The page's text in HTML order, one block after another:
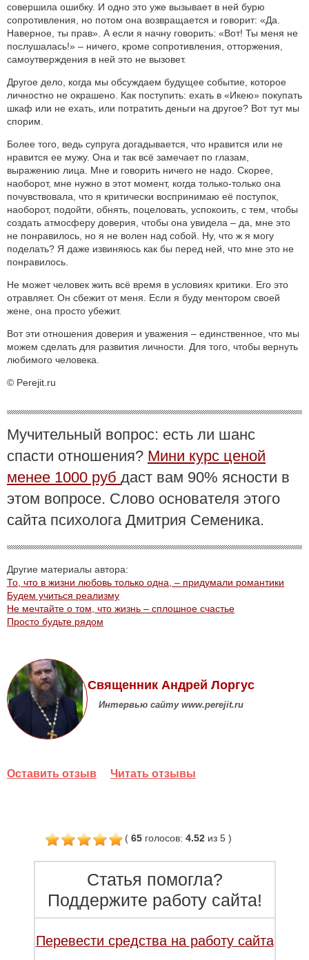
совершила ошибку. И одно это уже вызывает в ней бурю
сопротивления, но потом она возвращается и говорит: «Да.
Наверное, ты прав». А если я начну говорить: «Вот! Ты меня не
послушалась!» – ничего, кроме сопротивления, отторжения,
самоутверждения в ней это не вызовет.
Другое дело, когда мы обсуждаем будущее событие, которое
личностно не окрашено. Как поступить: ехать в «Икею» покупать
шкаф или не ехать, или потратить деньги на другое? Вот тут мы
спорим.
Более того, ведь супруга догадывается, что нравится или не
нравится ее мужу. Она и так всё замечает по глазам,
выражению лица. Мне и говорить ничего не надо. Скорее,
наоборот, мне нужно в этот момент, когда только-только она
почувствовала, что я критически воспринимаю её поступок,
наоборот, подойти, обнять, поцеловать, успокоить, с тем, чтобы
создать атмосферу доверия, чтобы она увидела – да, мне это
не понравилось, но я не волен над собой. Ну, что ж я могу
поделать? Я даже извиняюсь как бы перед ней, что мне это не
понравилось.
Не может человек жить всё время в условиях критики. Его это
отравляет. Он сбежит от меня. Если я буду ментором своей
жене, она просто убежит.
Вот эти отношения доверия и уважения – единственное, что мы
можем сделать для развития личности. Для того, чтобы вернуть
любимого человека.
© Perejit.ru
Мучительный вопрос: есть ли шанс
спасти отношения? Мини курс ценой
менее 1000 руб даст вам 90% ясности в
этом вопросе. Слово основателя этого
сайта психолога Дмитрия Семеника.
Другие материалы автора:
То, что в жизни любовь только одна, – придумали романтики
Будем учиться реализму
Не мечтайте о том, что жизнь – сплошное счастье
Просто будьте рядом
Священник Андрей Лоргус
Интервью сайту www.perejit.ru
Оставить отзыв Читать отзывы
( 65 голосов: 4.52из 5)
Статья помогла?
Поддержите работу сайта!
Перевести средства на работу сайта